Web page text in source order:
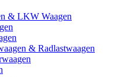
& LKW Waagen
& Radlastwaagen